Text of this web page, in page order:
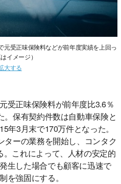
元受正味保険料などが前年度実績を上回っ
イメージ）
大する
受正味保険料が前年度比3.6％
保有契約件数は自動車保険と
年3月末で170万件となった。
ターの業務を開始し、コンタク
。これによって、人材の安定的
生した場合でも顧客に迅速で
を強固にする。